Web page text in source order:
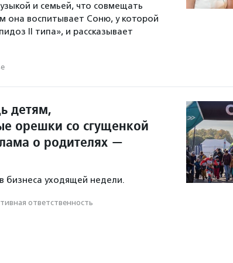
и семьей, что совмещать
она воспитывает Соню, у которой
II типа», и рассказывает
детям,
орешки со сгущенкой
о родителях —
бизнеса уходящей недели.
ответственность